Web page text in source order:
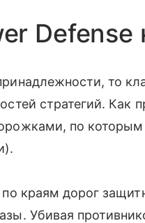
Defense
то
стратегий. Как
по которым
по краям дорог
Убивая